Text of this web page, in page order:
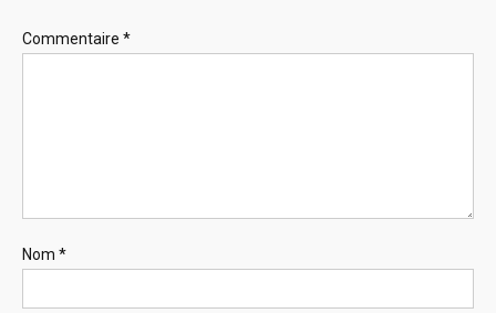
Commentaire *
Nom *